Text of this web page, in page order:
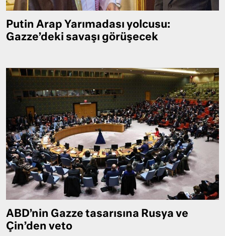
Putin Arap Yarımadası yolcusu:
Gazze’deki savaşı görüşecek
ABD’nin Gazze tasarısına Rusya ve
Çin’den veto